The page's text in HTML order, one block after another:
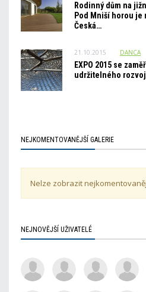
Rodinný dům na
Pod Mniší horou
Česká…
21.10.2015 DANCA
EXPO 2015 se
udržitelného
NEJKOMENTOVANĚJŠÍ GALERIE
Nelze zobrazit
NEJNOVĚJŠÍ UŽIVATELÉ